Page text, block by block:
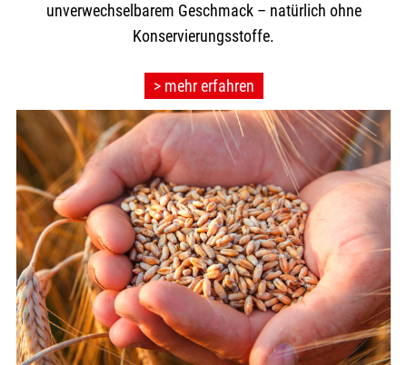
unverwechselbarem Geschmack – natürlich ohne
Konservierungsstoffe.
> mehr erfahren